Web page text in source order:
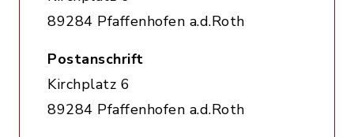
89284 Pfaffenhofen a.d.Roth
Postanschrift
Kirchplatz 6
89284 Pfaffenhofen a.d.Roth